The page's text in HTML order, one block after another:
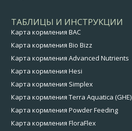
ТАБЛИЦЫ И ИНСТРУКЦИИ
Карта кормления BAC
Карта кормления Bio Bizz
Карта кормления Advanced Nutrients
Карта кормления Hesi
Карта кормления Simplex
Карта кормления Terra Aquatica (GHE)
Карта кормления Powder Feeding
Карта кормления FloraFlex